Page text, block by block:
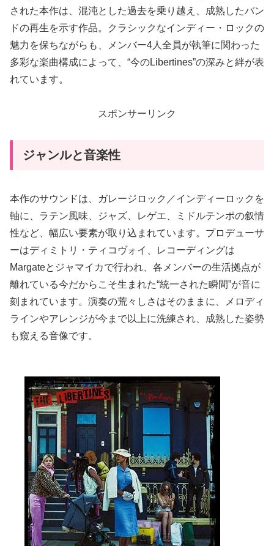
された本作は、混沌とした過去を乗り越え、成熟したバン
ドの再生を示す作品。クラシックなインディー・ロックの
魅力を保ちながらも、メンバー4人全員が執筆に関わった
多彩な楽曲構成によって、“今のLibertines”の深みと絆が表
れています。
スポンサーリンク
ジャンルと音楽性
本作のサウンドは、ガレージロック／インディーロックを
軸に、ラテン風味、ジャズ、レゲエ、ミドルテンポの叙情
性など、幅広い要素が取り込まれています。プロデューサ
ーはディミトリ・ティコヴォイ、レコーディングは
Margateとジャマイカで行われ、各メンバーの生活拠点が
離れている今だからこそ生まれた“統一された瞬間”が音に
刻まれています。演奏の荒々しさはそのままに、メロディ
ラインやアレンジが今まで以上に洗練され、成熟した姿勢
も窺える音像です。